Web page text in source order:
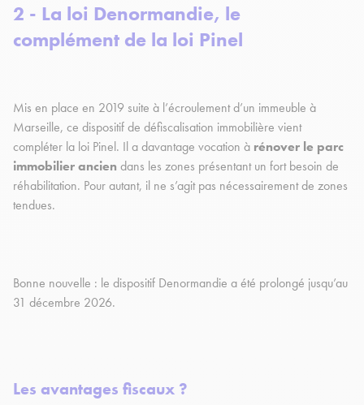
2 - La loi Denormandie, le
complément de la loi Pinel
Mis en place en 2019 suite à l’écroulement d’un immeuble à
Marseille, ce dispositif de défiscalisation immobilière vient
compléter la loi Pinel. Il a davantage vocation à rénover le parc
immobilier ancien dans les zones présentant un fort besoin de
réhabilitation. Pour autant, il ne s’agit pas nécessairement de zones
tendues.
Bonne nouvelle : le dispositif Denormandie a été prolongé jusqu’au
31 décembre 2026.
Les avantages fiscaux ?